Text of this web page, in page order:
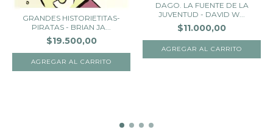
GRANDES HISTORIETITAS-
PIRATAS - BRIAN JA...
$19.500,00
DAGO. LA FUENTE DE LA
JUVENTUD - DAVID W...
$11.000,00